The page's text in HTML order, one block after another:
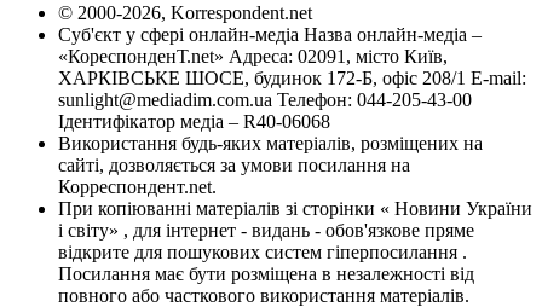
© 2000-2026, Korrespondent.net
Суб'єкт у сфері онлайн-медіа Назва онлайн-медіа –
«КореспонденТ.net» Адреса: 02091, місто Київ,
ХАРКІВСЬКЕ ШОСЕ, будинок 172-Б, офіс 208/1 E-mail:
sunlight@mediadim.com.ua Телефон: 044-205-43-00
Ідентифікатор медіа – R40-06068
Використання будь-яких матеріалів, розміщених на
сайті, дозволяється за умови посилання на
Корреспондент.net.
При копіюванні матеріалів зі сторінки « Новини України
і світу» , для інтернет - видань - обов'язкове пряме
відкрите для пошукових систем гіперпосилання .
Посилання має бути розміщена в незалежності від
повного або часткового використання матеріалів.